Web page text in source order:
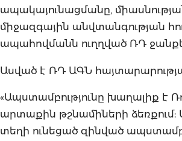
ապակայունացմանը,
միջազգային անվտանգության
ապահովմանն ուղղված ՌԴ
Ասված է ՌԴ ԱԳՆ
«Ապստամբությունը խաղալիք է
արտաքին թշնամիների ձեռքում:
տեղի ունեցած զինված